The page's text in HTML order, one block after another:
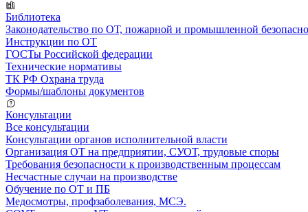
Библиотека
Законодательство по ОТ, пожарной и промышленной
Инструкции по ОТ
ГОСТы Российской федерации
Технические нормативы
ТК РФ Охрана труда
Формы/шаблоны документов
Консультации
Все консультации
Консультации органов исполнительной власти
Организация ОТ на предприятии, СУОТ, трудовые споры
Требования безопасности к производственным процессам
Несчастные случаи на производстве
Обучение по ОТ и ПБ
Медосмотры, профзаболевания, МСЭ.